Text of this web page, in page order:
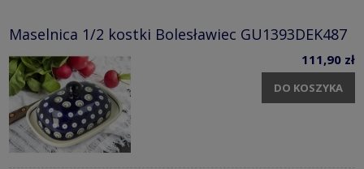
Maselnica 1/2 kostki Bolesławiec GU1393DEK487
111,90 zł
DO KOSZYKA